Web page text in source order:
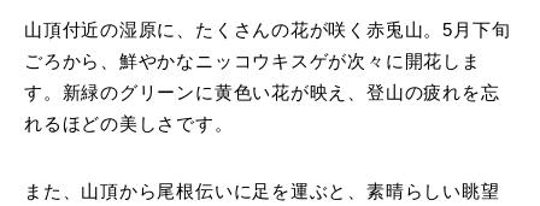
山頂付近の湿原に、たくさんの花が咲く赤兎山。5月下旬
ごろから、鮮やかなニッコウキスゲが次々に開花しま
す。新緑のグリーンに黄色い花が映え、登山の疲れを忘
れるほどの美しさです。
また、山頂から尾根伝いに足を運ぶと、素晴らしい眺望